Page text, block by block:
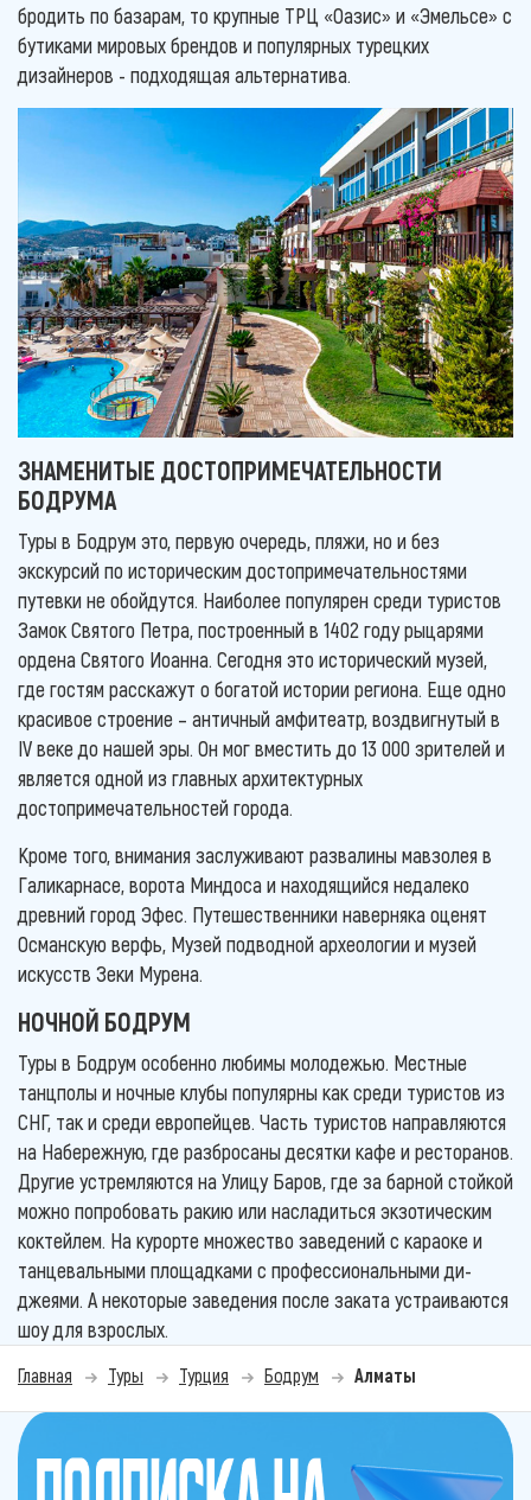
бродить по базарам, то крупные ТРЦ «Оазис» и «Эмельсе» с
бутиками мировых брендов и популярных турецких
дизайнеров - подходящая альтернатива.
ЗНАМЕНИТЫЕ ДОСТОПРИМЕЧАТЕЛЬНОСТИ
БОДРУМА
Туры в Бодрум это, первую очередь, пляжи, но и без
экскурсий по историческим достопримечательностями
путевки не обойдутся. Наиболее популярен среди туристов
Замок Святого Петра, построенный в 1402 году рыцарями
ордена Святого Иоанна. Сегодня это исторический музей,
где гостям расскажут о богатой истории региона. Еще одно
красивое строение – античный амфитеатр, воздвигнутый в
IV веке до нашей эры. Он мог вместить до 13 000 зрителей и
является одной из главных архитектурных
достопримечательностей города.
Кроме того, внимания заслуживают развалины мавзолея в
Галикарнасе, ворота Миндоса и находящийся недалеко
древний город Эфес. Путешественники наверняка оценят
Османскую верфь, Музей подводной археологии и музей
искусств Зеки Мурена.
НОЧНОЙ БОДРУМ
Туры в Бодрум особенно любимы молодежью. Местные
танцполы и ночные клубы популярны как среди туристов из
СНГ, так и среди европейцев. Часть туристов направляются
на Набережную, где разбросаны десятки кафе и ресторанов.
Другие устремляются на Улицу Баров, где за барной стойкой
можно попробовать ракию или насладиться экзотическим
коктейлем. На курорте множество заведений с караоке и
танцевальными площадками с профессиональными ди-
джеями. А некоторые заведения после заката устраиваются
шоу для взрослых.
Главная Туры Турция Бодрум Алматы